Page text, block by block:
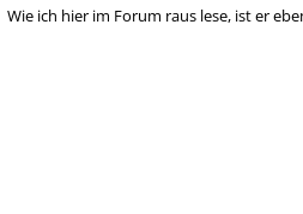
Wie ich hier im Forum raus lese, ist er